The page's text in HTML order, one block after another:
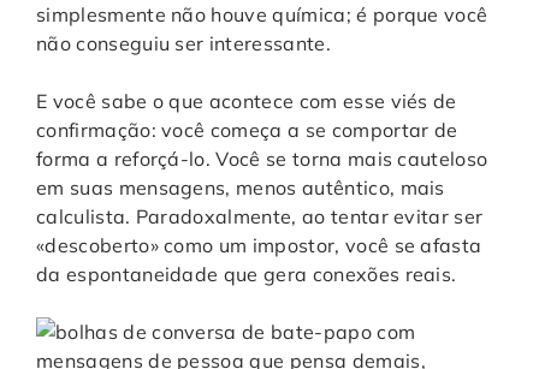
simplesmente não houve química; é porque você
não conseguiu ser interessante.
E você sabe o que acontece com esse viés de
confirmação: você começa a se comportar de
forma a reforçá-lo. Você se torna mais cauteloso
em suas mensagens, menos autêntico, mais
calculista. Paradoxalmente, ao tentar evitar ser
«descoberto» como um impostor, você se afasta
da espontaneidade que gera conexões reais.